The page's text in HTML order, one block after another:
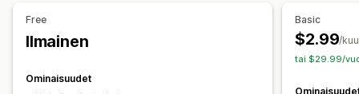
Free
Ilmainen
Ominaisuudet
Basic
$2.99/
tai $29.99/